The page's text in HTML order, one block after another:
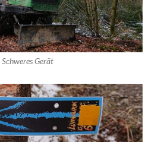
Schweres Gerät